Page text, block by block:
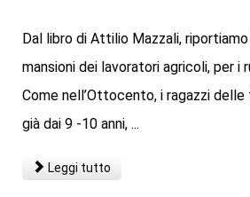
Dal libro di Attilio Mazzali,
mansioni dei lavoratori agricoli, per i
Come nell’Ottocento, i ragazzi
già dai 9 -10 anni, ...
Leggi tutto